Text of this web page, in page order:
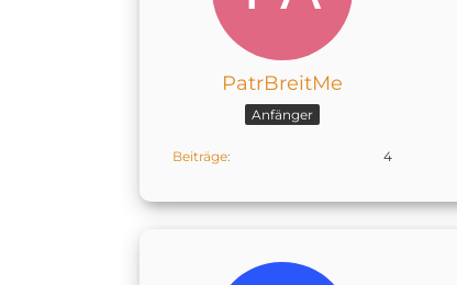
PatrBreitMe
Anfänger
Beiträge 4